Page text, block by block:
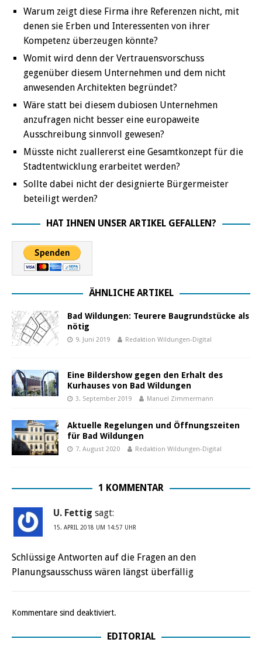
Warum zeigt diese Firma ihre Referenzen nicht, mit
denen sie Erben und Interessenten von ihrer
Kompetenz überzeugen könnte?
Womit wird denn der Vertrauensvorschuss
gegenüber diesem Unternehmen und dem nicht
anwesenden Architekten begründet?
Wäre statt bei diesem dubiosen Unternehmen
anzufragen nicht besser eine europaweite
Ausschreibung sinnvoll gewesen?
Müsste nicht zuallererst eine Gesamtkonzept für die
Stadtentwicklung erarbeitet werden?
Sollte dabei nicht der designierte Bürgermeister
beteiligt werden?
HAT IHNEN UNSER ARTIKEL GEFALLEN?
ÄHNLICHE ARTIKEL
Bad Wildungen: Teurere Baugrundstücke als
nötig
9. Juni 2019 Redaktion Wildungen-Digital
Eine Bildershow gegen den Erhalt des
Kurhauses von Bad Wildungen
3. September 2019 Manuel Zimmermann
Aktuelle Regelungen und Öffnungszeiten
für Bad Wildungen
7. August 2020 Redaktion Wildungen-Digital
1 KOMMENTAR
U. Fettig sagt:
15. APRIL 2018 UM 14:57 UHR
Schlüssige Antworten auf die Fragen an den
Planungsausschuss wären längst überfällig
Kommentare sind deaktiviert.
EDITORIAL